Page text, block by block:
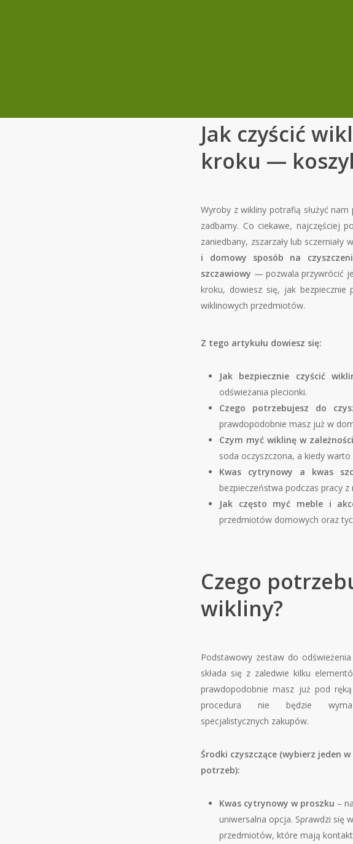
Jak czyścić
kroku —
Wyroby z wikliny potrafią służyć
zadbamy. Co ciekawe, najczęściej
zaniedbany, zszarzały lub
i domowy sposób na
szczawiowy — pozwala przywrócić
kroku, dowiesz się, jak
wiklinowych przedmiotów.
Z tego artykułu dowiesz się:
Jak bezpiecznie czyścić
odświeżania plecionki.
Czego potrzebujesz do
prawdopodobnie masz już w
Czym myć wiklinę w
soda oczyszczona, a kiedy
Kwas cytrynowy a kwas
bezpieczeństwa podczas pracy z
Jak często myć meble i
przedmiotów domowych oraz
Czego
wikliny?
Podstawowy zestaw do
składa się z zaledwie kilku
prawdopodobnie masz już pod
procedura nie będzie
specjalistycznych zakupów.
Środki czyszczące (wybierz jeden
potrzeb):
Kwas cytrynowy w proszku –
uniwersalna opcja. Sprawdzi się
przedmiotów, które mają